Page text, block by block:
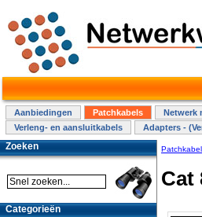
Aanbiedingen Patchkabels Netwerk
Verleng- en aansluitkabels
Adapters -
Cat
Zoeken
Categorieën